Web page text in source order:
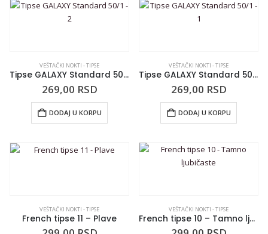
VEŠTAČKI NOKTI - TIPSE
Tipse GALAXY Standard 50/1 – 2
269,00 RSD
DODAJ U KORPU
VEŠTAČKI NOKTI - TIPSE
Tipse GALAXY Standard 50/1 – 1
269,00 RSD
DODAJ U KORPU
VEŠTAČKI NOKTI - TIPSE
French tipse 11 – Plave
VEŠTAČKI NOKTI - TIPSE
French tipse 10 – Tamno ljubičaste